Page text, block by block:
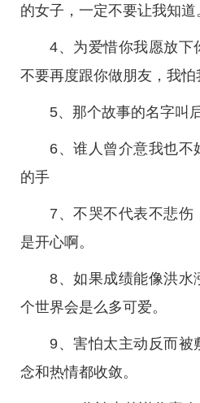
的女子，一定不要让我知道
4、为爱惜你我愿放下
不要再度跟你做朋友，我怕
5、那个故事的名字叫
6、谁人曾介意我也不
的手
7、不哭不代表不悲伤
是开心啊。
8、如果成绩能像洪水
个世界会是么多可爱。
9、害怕太主动反而被
念和热情都收敛。